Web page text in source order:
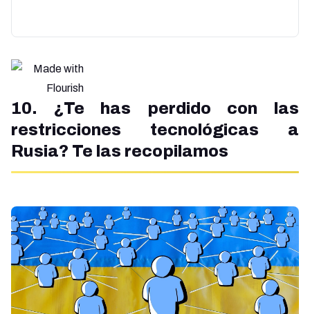
10. ¿Te has perdido con las
restricciones tecnológicas a
Rusia? Te las recopilamos